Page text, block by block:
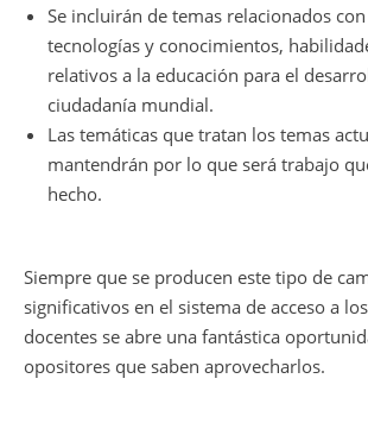
Se incluirán de temas relacionados
tecnologías y conocimientos,
relativos a la educación para el
ciudadanía mundial.
Las temáticas que tratan los temas
mantendrán por lo que será trabajo
hecho.
Siempre que se producen este tipo de
significativos en el sistema de acceso a
docentes se abre una fantástica
opositores que saben aprovecharlos.